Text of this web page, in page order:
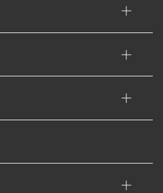
ド
手すり
材
字鋲
へ